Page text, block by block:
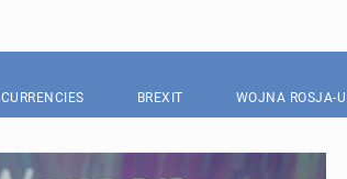
CURRENCIES BREXIT WOJNA ROSJA-